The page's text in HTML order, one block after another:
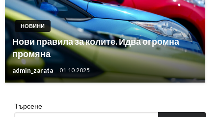
НОВИНИ
Нови правила за колите. Идва огромна
промяна
admin_zarata 01.10.2025
Търсене